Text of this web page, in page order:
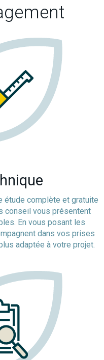
étude complète et gratuite
conseil vous présentent
En vous posant les
dans vos prises
adaptée à votre projet.